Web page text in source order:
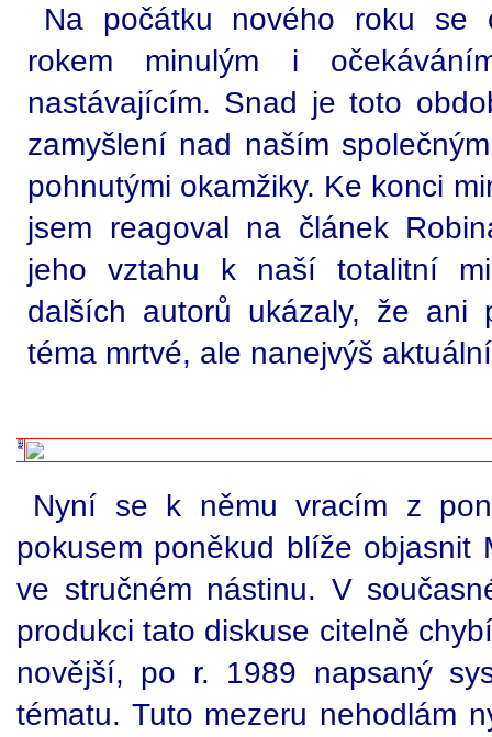
Na počátku nového roku se
rokem minulým i
nastávajícím. Snad je toto
zamyšlení nad naším
pohnutými okamžiky. Ke konci
jsem reagoval na článek
jeho vztahu k naší totalitní
dalších autorů ukázaly, že
téma mrtvé, ale nanejvýš
Nyní se k němu vracím z
pokusem poněkud blíže objasnit
ve stručném nástinu. V
produkci tato diskuse citelně
novější, po r. 1989 napsaný
tématu. Tuto mezeru nehodlám